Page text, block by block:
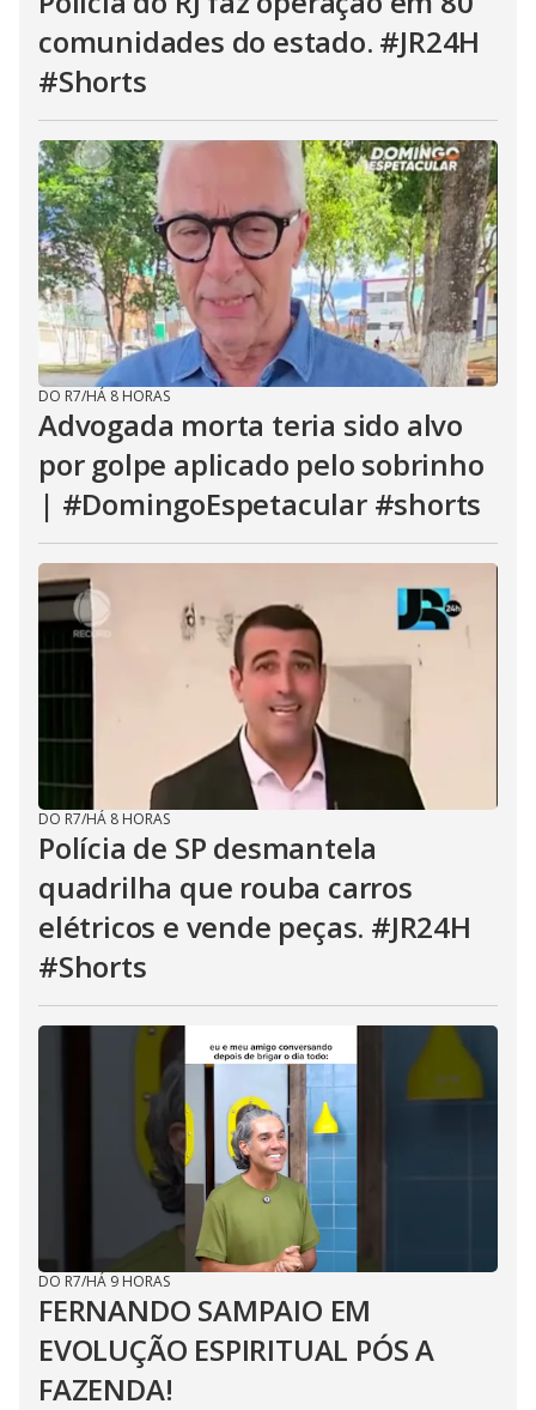
comunidades do estado. #JR24H
#Shorts
DO R7/HÁ 8 HORAS
Advogada morta teria sido alvo
por golpe aplicado pelo sobrinho
| #DomingoEspetacular #shorts
DO R7/HÁ 8 HORAS
Polícia de SP desmantela
quadrilha que rouba carros
elétricos e vende peças. #JR24H
#Shorts
DO R7/HÁ 9 HORAS
FERNANDO SAMPAIO EM
EVOLUÇÃO ESPIRITUAL PÓS A
FAZENDA!